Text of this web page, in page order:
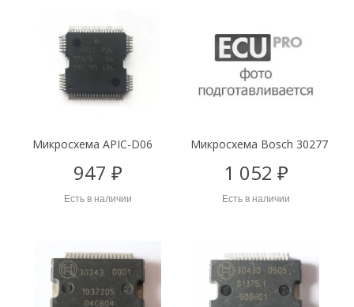
Микросхема APIC-D06
947 ₽
Есть в наличии
Микросхема Bosch 30277
1 052 ₽
Есть в наличии